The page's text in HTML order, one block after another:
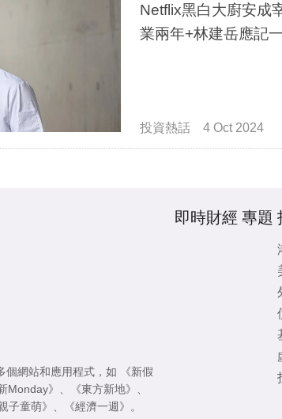
Netflix黑白大廚安成
業兩年+林建岳應記
投資熱話 4 Oct 2024
個網站和應用程式，如
《新假
Monday》 《東方新地》
子童萌》 《經濟一週》 。
即時財經 專題